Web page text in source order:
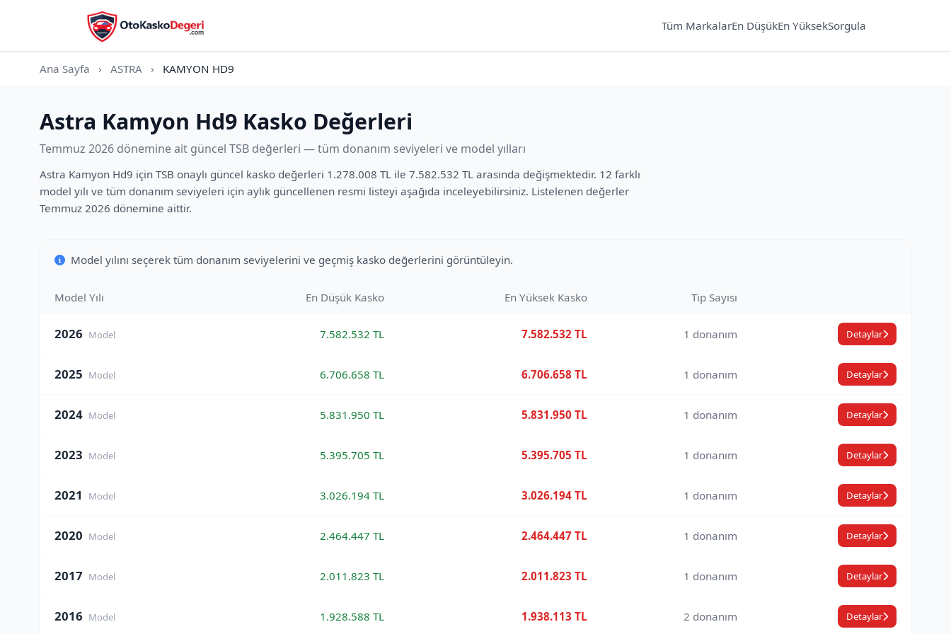
Tüm MarkalarEn DüşükEn YüksekSorgula
Ana Sayfa › ASTRA › KAMYON HD9
Astra Kamyon Hd9 Kasko Değerleri
Temmuz 2026 dönemine ait güncel TSB değerleri — tüm donanım seviyeleri ve model yılları
Astra Kamyon Hd9 için TSB onaylı güncel kasko değerleri 1.278.008 TL ile 7.582.532 TL arasında değişmektedir. 12 farklı
model yılı ve tüm donanım seviyeleri için aylık güncellenen resmi listeyi aşağıda inceleyebilirsiniz. Listelenen değerler
Temmuz 2026 dönemine aittir.
Model yılını seçerek tüm donanım seviyelerini ve geçmiş kasko değerlerini görüntüleyin.
Model Yılı En Düşük Kasko En Yüksek Kasko Tip Sayısı
2026 Model 7.582.532 TL 7.582.532 TL 1 donanım Detaylar
2025 Model 6.706.658 TL 6.706.658 TL 1 donanım Detaylar
2024 Model 5.831.950 TL 5.831.950 TL 1 donanım Detaylar
2023 Model 5.395.705 TL 5.395.705 TL 1 donanım Detaylar
2021 Model 3.026.194 TL 3.026.194 TL 1 donanım Detaylar
2020 Model 2.464.447 TL 2.464.447 TL 1 donanım Detaylar
2017 Model 2.011.823 TL 2.011.823 TL 1 donanım Detaylar
2016 Model 1.928.588 TL 1.938.113 TL 2 donanım Detaylar